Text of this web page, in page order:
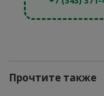
Прочтите также